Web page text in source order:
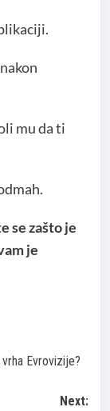
mu da ti
se zašto je
je
Evrovizije?
Next: